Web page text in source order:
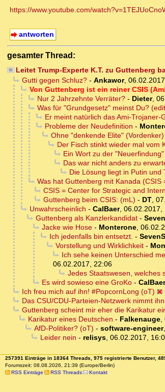
https://www.youtube.com/
antworten
gesamter Thread:
Leitet Trump-Experte K.T. zu Guttenberg
Gutti gegen Schluz?- Ankawor,
Von Guttenberg ist ein reiner CSIS
Nur 2 Jahrzehnte Verräter?- Dieter,
Was für "Grundgesetz" meinst Du?
Er meint natürlich das Ami-Trojaner-
Probleme der Neudefinition -
Ohne "denkende Elite"
Der Fisch stinkt wieder mal vom
Ein Wort zu der "Neuerfindung"
Das war nicht anders zu
Die Lösung liegt in Putin und
Was hat Guttenberg mit Kanada
CSIS = Center for Strategic and
Guttenberg beim CSIS: (mL) - DT,
Unwahrscheinlich - CalBaer, 06.02.2017,
Guttenberg als Kanzlerkandidat-
Jacke wie Hose- Monterone,
Ich jedenfalls bin entsetzt. -
Vorstellung und Wirklichkeit-
Ich sehe keinen Unterschied
06.02.2017, 22:06
Jedes Staatswesen, welches
Es wird sowieso eine GroKo- CalBaer
Ich freu mich auf ihn! #PopcornLong (oT)
Das CSU/CDU-Parteien-Netzwerk nimmt
Guttenberg scheint mir eher die Karikatur
Karikatur eines Deutschen - Falkenauge,
AfD-Politiker? (oT) - software-engineer,
Leider nein - relisys, 06.02.2017,
257391 Einträge in 18364 Threads, 975 registrierte Benutzer,
Forumszeit: 08.08.2026, 21:39 (Europe/Berlin)
RSS Einträge
RSS Threads Kontakt